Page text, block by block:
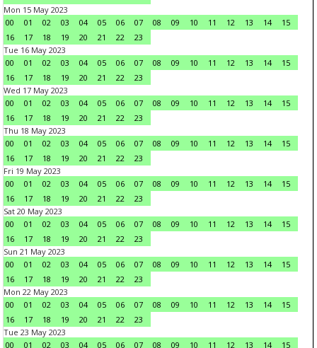
Mon 15 May 2023
00
01 02 03 04 05 06 07 08 09 10 11 12 13 14
15
16
17 18 19 20 21 22
23
Tue 16 May 2023
00
01 02 03 04 05 06 07 08 09 10 11 12 13 14
15
16
17 18 19 20 21 22
23
Wed 17 May 2023
00
01 02 03 04 05 06 07 08 09 10 11 12 13 14
15
16
17 18 19 20 21 22
23
Thu 18 May 2023
00
01 02 03 04 05 06 07 08 09 10 11 12 13 14
15
16
17 18 19 20 21 22
23
Fri 19 May 2023
00
01 02 03 04 05 06 07 08 09 10 11 12 13 14
15
16
17 18 19 20 21 22
23
Sat 20 May 2023
00
01 02 03 04 05 06 07 08 09 10 11 12 13 14
15
16
17 18 19 20 21 22
23
Sun 21 May 2023
00
01 02 03 04 05 06 07 08 09 10 11 12 13 14
15
16
17 18 19 20 21 22
23
Mon 22 May 2023
00
01 02 03 04 05 06 07 08 09 10 11 12 13 14
15
16
17 18 19 20 21 22
23
Tue 23 May 2023
00
01 02 03 04 05 06 07 08 09 10 11 12 13 14
15